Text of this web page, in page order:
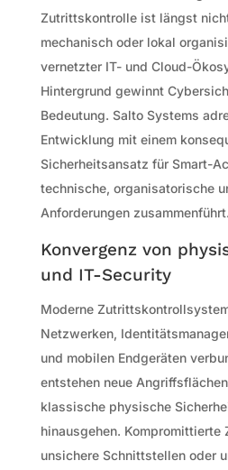
Zutrittskontrolle ist längst
mechanisch oder lokal
vernetzter IT- und Cloud-
Hintergrund gewinnt
Bedeutung. Salto Systems
Entwicklung mit einem
Sicherheitsansatz für Smart-
technische, organisatorische
Anforderungen zusammenführt.
Konvergenz von
und IT-Security
Moderne
Netzwerken,
und mobilen Endgeräten
entstehen neue
klassische physische
hinausgehen. Kompromittierte
unsichere Schnittstellen oder